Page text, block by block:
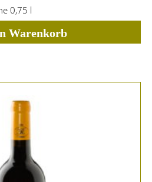
0,75 l
Warenkorb